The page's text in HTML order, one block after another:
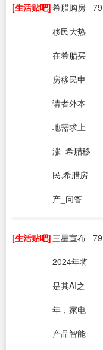
[生活贴吧]希腊购房
移民大热_
在希腊买
房移民申
请者外本
地需求上
涨_希腊移
民,希腊房
产_问答
79
[生活贴吧] 三星宣布
2024年将
是其AI之
年，家电
产品智能
79